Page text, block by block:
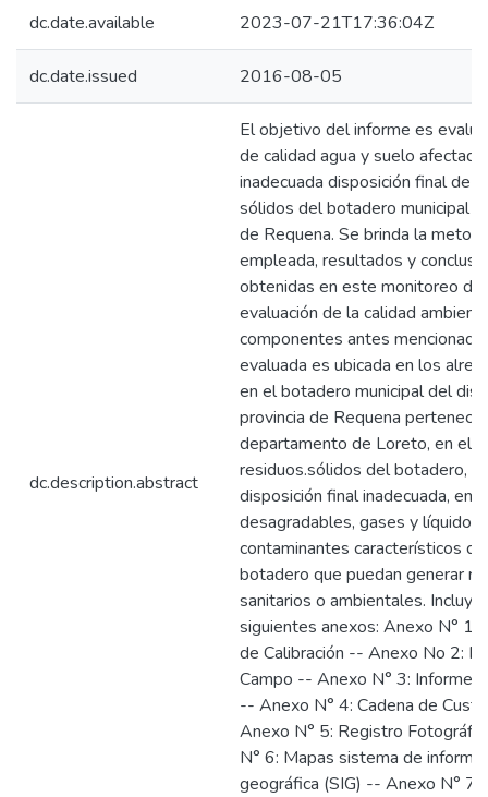
dc.date.available 2023-07-21T17:36:04Z
dc.date.issued 2016-08-05
dc.description.abstract
El objetivo del informe es
de calidad agua y suelo
inadecuada disposición final de
sólidos del botadero municipal
de Requena. Se brinda la
empleada, resultados y
obtenidas en este monitoreo de
evaluación de la calidad
componentes antes
evaluada es ubicada en los
en el botadero municipal del
provincia de Requena
departamento de Loreto, en el
residuos.sólidos del botadero,
disposición final inadecuada,
desagradables, gases y líquidos
contaminantes característicos
botadero que puedan generar
sanitarios o ambientales. Incluye
siguientes anexos: Anexo N° 1:
de Calibración -- Anexo No 2:
Campo -- Anexo N° 3: Informes
-- Anexo N° 4: Cadena de
Anexo N° 5: Registro
N° 6: Mapas sistema de
geográfica (SIG) -- Anexo N° 7: